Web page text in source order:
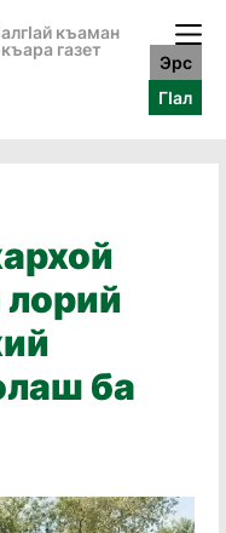
къаман
газет
Эрс
ГӀал
ба